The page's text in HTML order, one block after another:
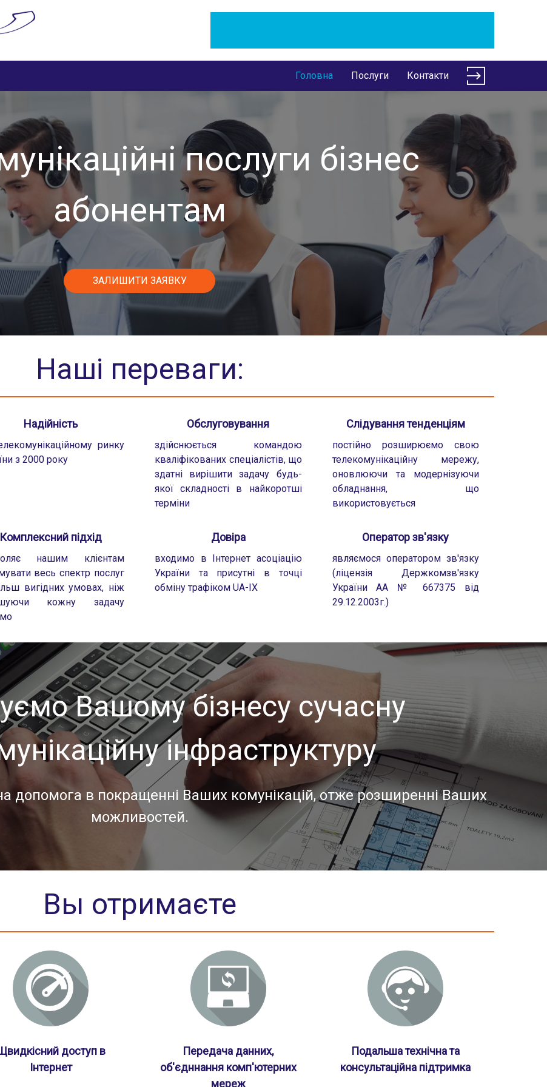
Головна Послуги Контакти
послуги бізнес
абонентам
ЗАЛИШИТИ ЗАЯВКУ
Наші переваги:
Надійність
ринку
з 2000 року
Обслуговування
здійснюється командою
кваліфікованих спеціалістів, що
здатні вирішити задачу будь-
якої складності в найкоротші
терміни
Слідування тенденціям
постійно розширюємо свою
телекомунікаційну мережу,
оновлюючи та модернізуючи
обладнання, що
використовується
Комплексний підхід
нашим клієнтам
весь спектр послуг
вигідних умовах, ніж
кожну задачу
Довіра
входимо в Інтернет асоціацію
України та присутні в точці
обміну трафіком UA-IX
Оператор зв'язку
являємося оператором зв'язку
(ліцензія Держкомзв'язку
України АА № 667375 від
29.12.2003г.)
Вашому бізнесу сучасну
інфраструктуру
допомога в покращенні Ваших комунікацій, отже розширенні Ваших
можливостей.
Вы отримаєте
доступ в
Інтернет
Передача данних,
об'єдннання комп'ютерних
мереж
Подальша технічна та
консультаційна підтримка